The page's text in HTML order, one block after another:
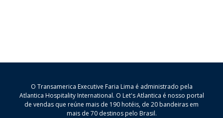
O Transamerica Executive Faria Lima é administrado pela
Atlantica Hospitality International. O Let's Atlantica é nosso portal
de vendas que reúne mais de 190 hotéis, de 20 bandeiras em
mais de 70 destinos pelo Brasil.